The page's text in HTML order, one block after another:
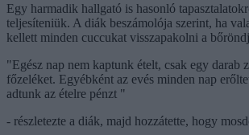
Egy harmadik hallgató is hasonló
teljesíteniük. A diák beszámolója szerint, ha
kellett minden cuccukat visszapakolni a
"Egész nap nem kaptunk ételt, csak egy darab
főzeléket. Egyébként az evés minden nap
adtunk az ételre pénzt "
- részletezte a diák, majd hozzátette, hogy